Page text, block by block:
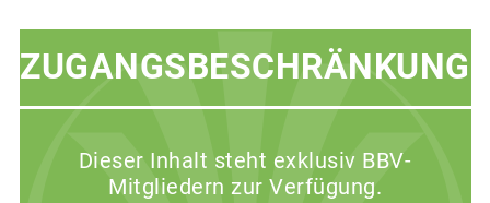
ZUGANGSBESCHRÄNKUNG
Dieser Inhalt steht exklusiv BBV-
Mitgliedern zur Verfügung.